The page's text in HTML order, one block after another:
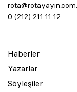
0 (212) 211 11 12
Haberler
Yazarlar
Söyleşiler